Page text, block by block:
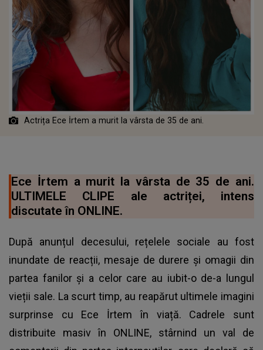
Actrița Ece İrtem a murit la vârsta de 35 de ani.
Ece İrtem a murit la vârsta de 35 de ani.
ULTIMELE CLIPE ale actriței, intens
discutate în ONLINE.
După anunțul decesului, rețelele sociale au fost
inundate de reacții, mesaje de durere și omagii din
partea fanilor și a celor care au iubit-o de-a lungul
vieții sale. La scurt timp, au reapărut ultimele imagini
surprinse cu Ece İrtem în viață. Cadrele sunt
distribuite masiv în ONLINE, stârnind un val de